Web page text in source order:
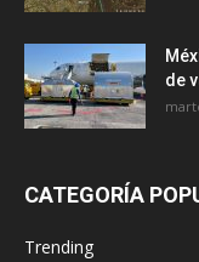
de
CATEGORÍA
Trending